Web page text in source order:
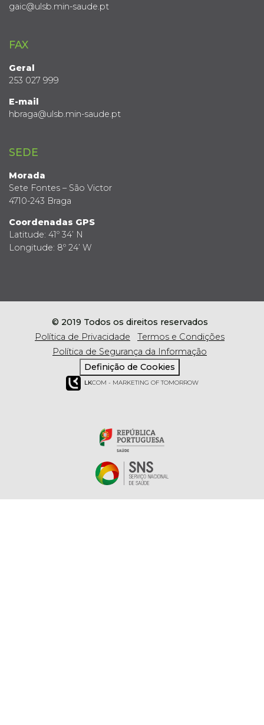
gaic@ulsb.min-saude.pt
FAX
Geral
253 027 999
E-mail
hbraga@ulsb.min-saude.pt
SEDE
Morada
Sete Fontes – São Victor
4710-243 Braga
Coordenadas GPS
Latitude: 41º 34’ N
Longitude: 8º 24’ W
© 2019 Todos os direitos reservados
Política de Privacidade
Termos e Condições
Política de Segurança da Informação
Definição de Cookies
LKCOM - MARKETING OF TOMORROW